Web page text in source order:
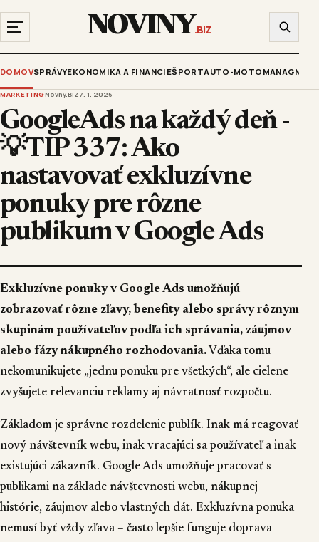
NOVINY.BIZ
DOMOVSPRÁVYEKONOMIKA A FINANCIEŠPORTAUTO-MOTO
MARKETINGNovny.BIZ7. 1. 2026
GoogleAds na každý deň -
💡TIP 337: Ako
nastavovať exkluzívne
ponuky pre rôzne
publikum v Google Ads
Exkluzívne ponuky v Google Ads umožňujú
zobrazovať rôzne zľavy, benefity alebo správy rôznym
skupinám používateľov podľa ich správania, záujmov
alebo fázy nákupného rozhodovania. Vďaka tomu
nekomunikujete „jednu ponuku pre všetkých“, ale cielene
zvyšujete relevanciu reklamy aj návratnosť rozpočtu.
Základom je správne rozdelenie publík. Inak má reagovať
nový návštevník webu, inak vracajúci sa používateľ a inak
existujúci zákazník. Google Ads umožňuje pracovať s
publikami na základe návštevnosti webu, nákupnej
histórie, záujmov alebo vlastných dát. Exkluzívna ponuka
nemusí byť vždy zľava – často lepšie funguje doprava